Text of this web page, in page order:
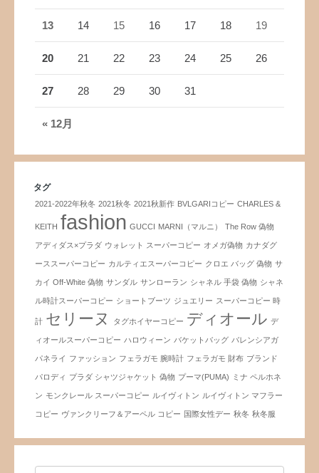
« 12月
13 14 15 16 17 18 19
20 21 22 23 24 25 26
27 28 29 30 31
タグ
2021-2022年秋冬 2021秋冬 2021秋新作 BVLGARIコピー CHARLES &
KEITH fashion GUCCI MARNI（マルニ） The Row 偽物
アディダス×プラダ ウォレット スーパーコピー オメガ偽物 カナダグ
ーススーパーコピー カルティエスーパーコピー クロエ バッグ 偽物 サ
カイ Off-White 偽物 サンダル サンローラン シャネル 手袋 偽物 シャネ
ル時計スーパーコピー ショートブーツ ジュエリー スーパーコピー 時
計 セリーヌ タグホイヤーコピー ディオール デ
ィオールスーパーコピー ハロウィーン バケットバッグ バレンシアガ
パネライ ファッション フェラガモ 腕時計 フェラガモ 財布 ブランド
パロディ プラダ シャツジャケット 偽物 プーマ(PUMA) ミナ ペルホネ
ン モンクレール スーパーコピー ルイヴィトン ルイヴィトン マフラー
コピー ヴァンクリーフ＆アーペル コピー 国際女性デー 秋冬 秋冬服